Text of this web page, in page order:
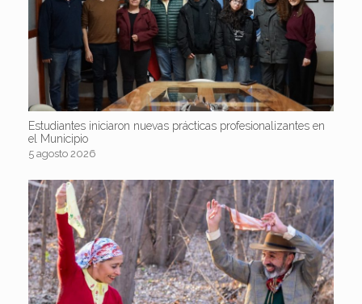
Estudiantes iniciaron nuevas prácticas profesionalizantes en
el Municipio
5 agosto 2026